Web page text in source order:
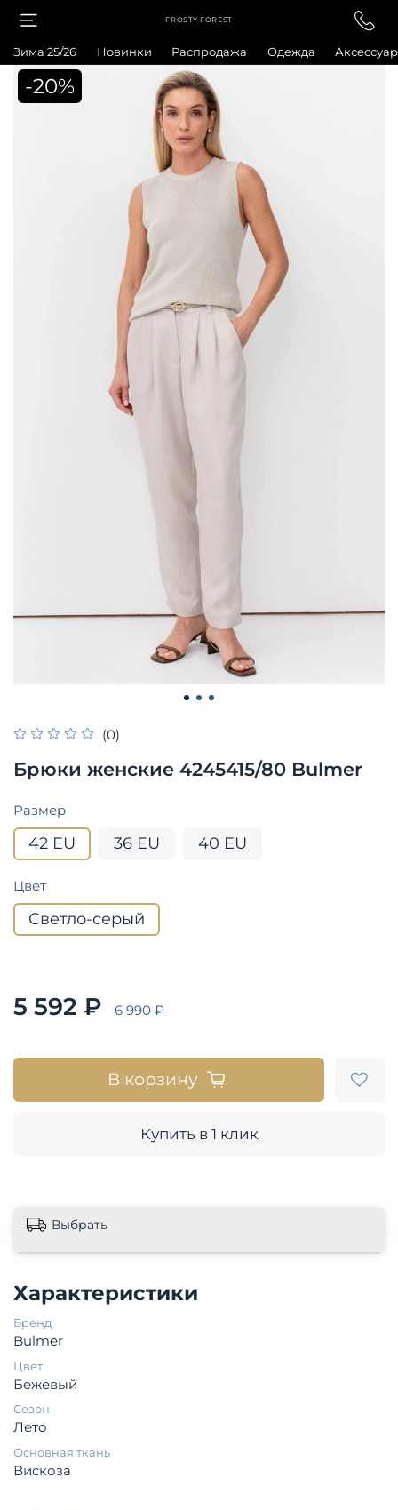
FROSTY FOREST
Зима 25/26 Новинки Распродажа Одежда
-20%
(0)
Брюки женские 4245415/80 Bulmer
Размер
42 EU 36 EU 40 EU
Цвет
Светло-серый
5 592 ₽ 6 990 ₽
В корзину
Купить в 1 клик
Выбрать
Характеристики
Бренд
Bulmer
Цвет
Бежевый
Сезон
Лето
Основная ткань
Вискоза